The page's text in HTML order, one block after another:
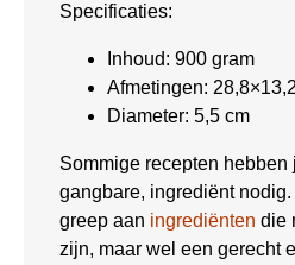
Specificaties:
Inhoud: 900 gram
Afmetingen:
Diameter: 5,5 cm
Sommige recepten hebben
gangbare, ingrediënt
greep aan ingrediënten die
zijn, maar wel een gerecht